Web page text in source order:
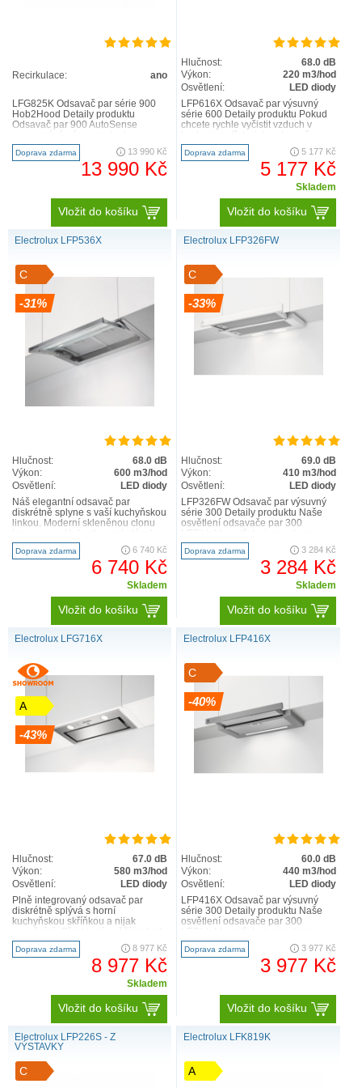
Dlouhá životnost a skvělé osvětlení – s
LEDlights budete mít při vaření jasno
Užijte si při vaření špičkové osvětlení. Naše
osvětlení LEDlights spotřebovává mnohem méně
energie než jiné typy osvětlení a zajišťuje v kuchyni
vynikající světelné podmínky. Budete díky němu
vařit rychleji a s větší jistotou.
Vestavné odsavače par
Vestavné odsavače par jsou našimi nejdiskrétnějšími
Recirkulace: ano
LFG825K Odsavač par série 900
Hob2Hood Detaily produktu
Odsavač par 900 AutoSense
pachy v kuchyni a intuitivně
upravu..
Doprava zdarma 13 990 Kč
13 990 Kč
Vložit do košíku
Hlučnost:
68.0 dB
Výkon:
220 m3/hod
Osvětlení:
LED diody
LFP616X Odsavač par výsuvný
série 600 Detaily produktu Pokud
chcete rychle vyčistit vzduch v
ExtractionTech 600...
Doprava zdarma 5 177 Kč
5 177 Kč
Skladem
Vložit do košíku
Electrolux LFP536X
C
-31%
Hlučnost:
68.0 dB
Výkon:
600 m3/hod
Osvětlení:
LED diody
Náš elegantní odsavač par
diskrétně splyne s vaší kuchyňskou
linkou. Moderní skleněnou clonu
ještě více kuchyňských ..
Doprava zdarma 6 740 Kč
6 740 Kč
Skladem
Vložit do košíku
Electrolux LFP326FW
C
-33%
Hlučnost:
69.0 dB
Výkon:
410 m3/hod
Osvětlení:
LED diody
LFP326FW Odsavač par výsuvný
série 300 Detaily produktu Naše
osvětlení odsavače par 300
méně energie než jiné typy o..
Doprava zdarma 3 284 Kč
3 284 Kč
Skladem
Vložit do košíku
Electrolux LFG716X
A
-43%
Hlučnost:
67.0 dB
Výkon:
580 m3/hod
Osvětlení:
LED diody
Plně integrovaný odsavač par
diskrétně splývá s horní
kuchyňskou skříňkou a nijak
ve vaší kuchyni plně pod
kontrolou..
Doprava zdarma 8 977 Kč
8 977 Kč
Skladem
Vložit do košíku
Electrolux LFP416X
C
-40%
Hlučnost:
60.0 dB
Výkon:
440 m3/hod
Osvětlení:
LED diody
LFP416X Odsavač par výsuvný
série 300 Detaily produktu Naše
osvětlení odsavače par 300
méně energie než jiné typy os..
Doprava zdarma 3 977 Kč
3 977 Kč
Vložit do košíku
Electrolux LFP226S - Z
VÝSTAVKY
C
Electrolux LFK819K
A